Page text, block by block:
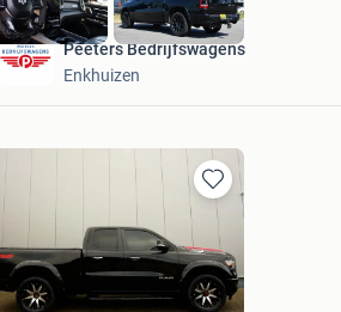
Peeters Bedrijfswagens
Enkhuizen
Bewaren
Mijn
Favorieten